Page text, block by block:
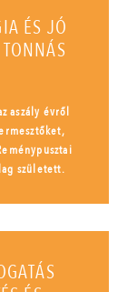
ÉS JÓ
aszály évről
született.